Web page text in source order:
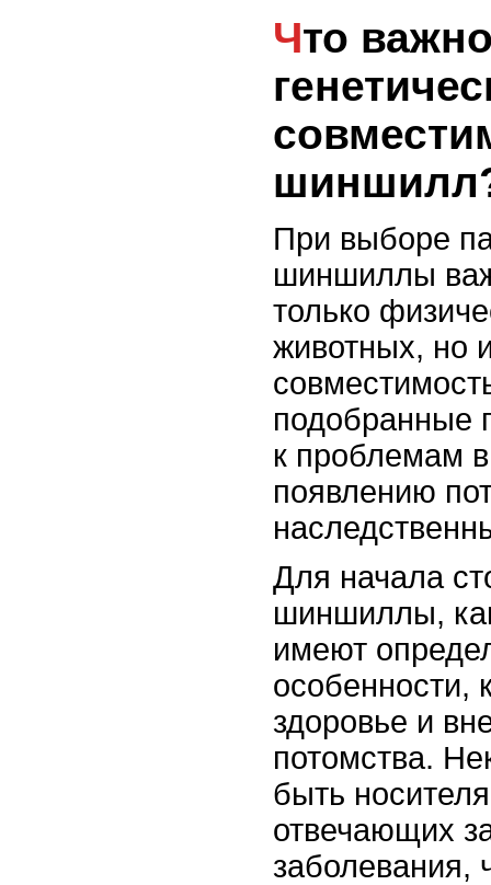
Что важно знать о
При выборе
шиншиллы
только
животных, но
подобранные
к проблемам
появлению
Для начала
шиншиллы,
имеют
особенности,
здоровье и
потомства.
быть
отвечающих
заболевания,